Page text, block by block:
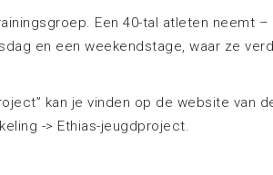
Een 40-tal atleten neemt –
en een weekendstage, waar ze
kan je vinden op de website van
-> Ethias-jeugdproject.